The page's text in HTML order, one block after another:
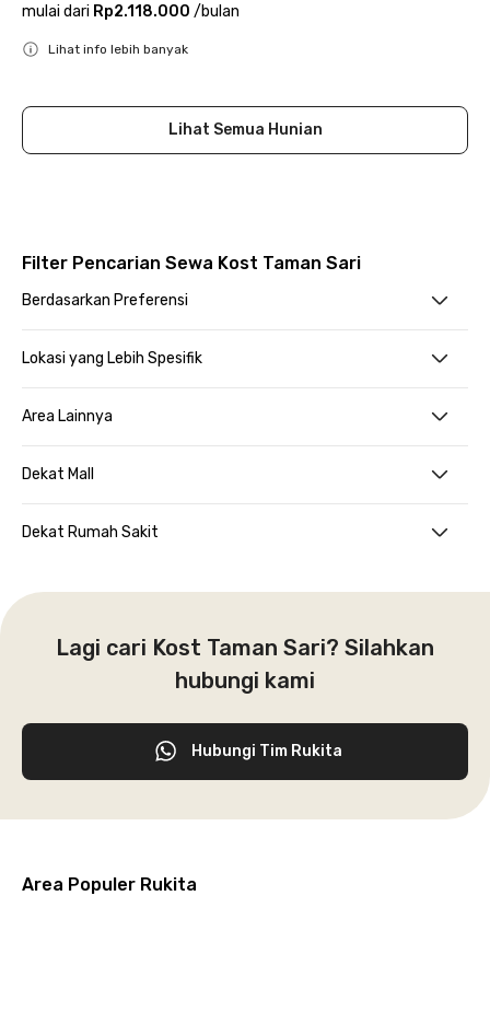
mulai dari Rp2.118.000 /bulan
Lihat info lebih banyak
Lihat Semua Hunian
Filter Pencarian Sewa Kost Taman Sari
Berdasarkan Preferensi
Lokasi yang Lebih Spesifik
Area Lainnya
Dekat Mall
Dekat Rumah Sakit
Lagi cari Kost Taman Sari? Silahkan
hubungi kami
Hubungi Tim Rukita
Area Populer Rukita